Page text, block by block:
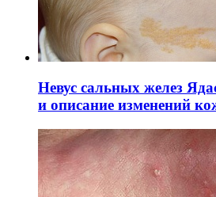
Невус сальных желез
и описание изменений